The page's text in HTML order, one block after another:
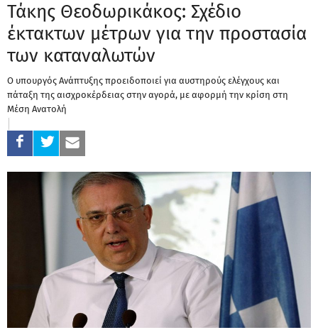
Τάκης Θεοδωρικάκος: Σχέδιο
έκτακτων μέτρων για την προστασία
των καταναλωτών
Ο υπουργός Ανάπτυξης προειδοποιεί για αυστηρούς ελέγχους και
πάταξη της αισχροκέρδειας στην αγορά, με αφορμή την κρίση στη
Μέση Ανατολή